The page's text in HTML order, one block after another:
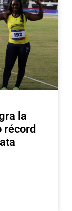
la
récord